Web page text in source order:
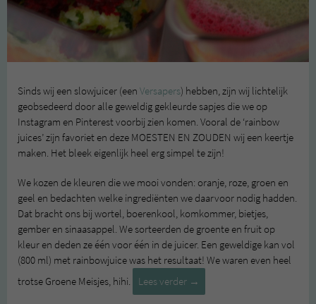
Sinds wij een slowjuicer (een Versapers) hebben, zijn wij lichtelijk
geobsedeerd door alle geweldig gekleurde sapjes die we op
Instagram en Pinterest voorbij zien komen. Vooral de ‘rainbow
juices’ zijn favoriet en deze MOESTEN EN ZOUDEN wij een keertje
maken. Het bleek eigenlijk heel erg simpel te zijn!
We kozen de kleuren die we mooi vonden: oranje, roze, groen en
geel en bedachten welke ingrediënten we daarvoor nodig hadden.
Dat bracht ons bij wortel, boerenkool, komkommer, bietjes,
gember en sinaasappel. We sorteerden de groente en fruit op
kleur en deden ze één voor één in de juicer. Een geweldige kan vol
(800 ml) met rainbowjuice was het resultaat! We waren even heel
trotse Groene Meisjes, hihi.
Lees verder Rainbow
Juice
→